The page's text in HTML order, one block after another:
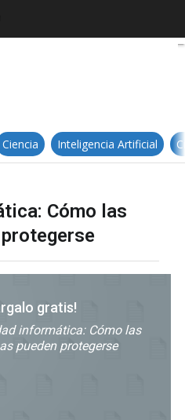
informática: Cómo
Ciencia Inteligencia Artificial
Cómo las
gratis!
informática: Cómo las
pueden protegerse